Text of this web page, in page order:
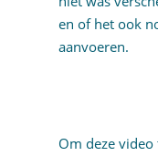
en of het ook
aanvoeren.
Om deze